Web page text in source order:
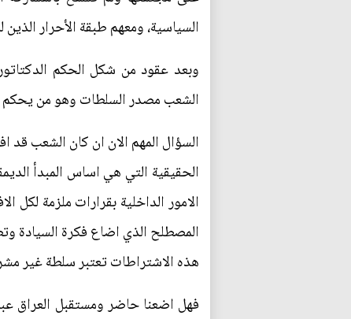
السياسية، ومعهم طبقة الأحرار الذين
وبعد عقود من شكل الحكم
الشعب مصدر السلطات وهو من يحكم
السؤال المهم الان ان كان الشعب
الحقيقية التي هي اساس المبدأ
الامور الداخلية بقرارات ملزمة
المصطلح الذي اضاع فكرة السيادة
هذه الاشتراطات تعتبر سلطة غير
فهل اضعنا حاضر ومستقبل العراق